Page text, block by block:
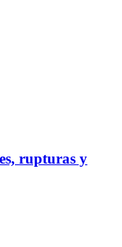
rupturas y